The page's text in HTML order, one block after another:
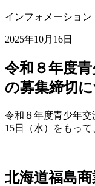
インフォメーション
2025年10月16日
令和８年度
の募集締切
令和８年度青少年交
15日（水）をもって
北海道福島